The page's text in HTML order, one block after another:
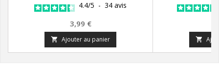
4.4/5 - 34 avis
Prix
3,99 €
 Ajouter au panier 